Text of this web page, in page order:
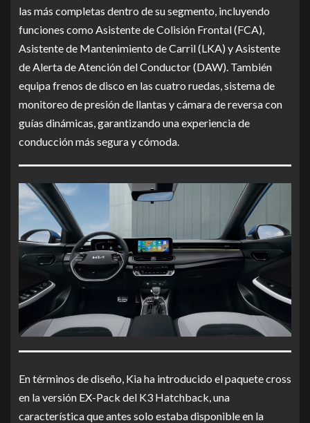
las más completas dentro de su segmento, incluyendo
funciones como Asistente de Colisión Frontal (FCA),
Asistente de Mantenimiento de Carril (LKA) y Asistente
de Alerta de Atención del Conductor (DAW). También
equipa frenos de disco en las cuatro ruedas, sistema de
monitoreo de presión de llantas y cámara de reversa con
guías dinámicas, garantizando una experiencia de
conducción más segura y cómoda.
En términos de diseño, Kia ha introducido el paquete cross
en la versión EX-Pack del K3 Hatchback, una
característica que antes solo estaba disponible en la